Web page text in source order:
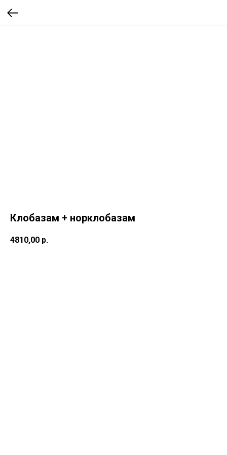
Клобазам + норклобазам
4810,00 р.